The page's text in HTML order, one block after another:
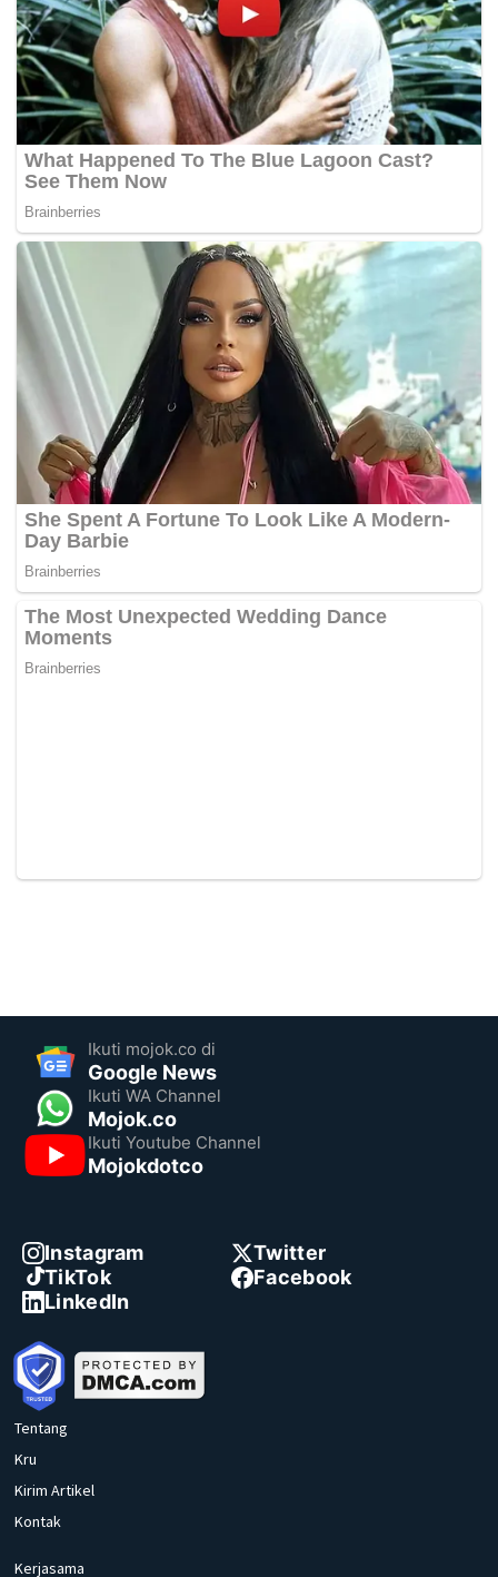
Ikuti mojok.co di
Google News
Ikuti WA Channel
Mojok.co
Ikuti Youtube Channel
Mojokdotco
Instagram
Twitter
TikTok
Facebook
LinkedIn
Tentang
Kru
Kirim Artikel
Kontak
Kerjasama